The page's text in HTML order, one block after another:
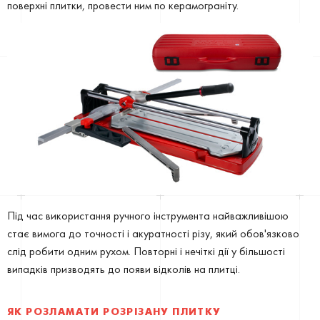
поверхні плитки, провести ним по керамограніту.
Під час використання ручного інструмента найважливішою
стає вимога до точності і акуратності різу, який обов'язково
слід робити одним рухом. Повторні і нечіткі дії у більшості
випадків призводять до появи відколів на плитці.
ЯК РОЗЛАМАТИ РОЗРІЗАНУ ПЛИТКУ